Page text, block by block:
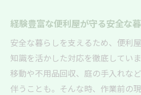
経験豊富な便利屋が守る安全な
安全な暮らしを支えるため、便利
知識を活かした対応を徹底してい
移動や不用品回収、庭の手入れな
伴うことも。そんな時、作業前の